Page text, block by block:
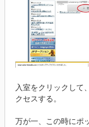
入室をクリックして
クセスする。
万が一、この時にポ